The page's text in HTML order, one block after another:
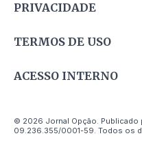
PRIVACIDADE
TERMOS DE USO
ACESSO INTERNO
© 2026 Jornal Opção. Publicado
09.236.355/0001-59. Todos os